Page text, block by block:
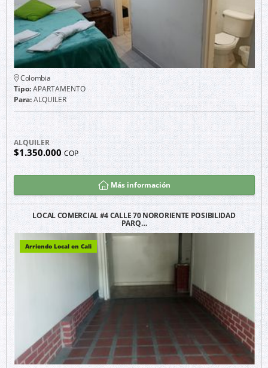
Colombia
Tipo:APARTAMENTO
Para:ALQUILER
ALQUILER
$1.350.000COP
Más información
LOCAL COMERCIAL #4 CALLE 70 NORORIENTE POSIBILIDAD
PARQ…
Arriendo Local en Cali